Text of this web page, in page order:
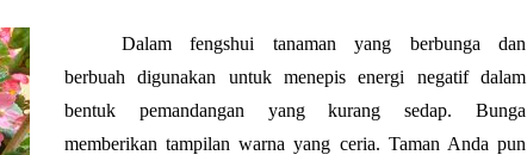
Dalam fengshui tanaman yang berbunga dan
berbuah digunakan untuk menepis energi negatif dalam
bentuk pemandangan yang kurang sedap. Bunga
memberikan tampilan warna yang ceria. Taman Anda pun